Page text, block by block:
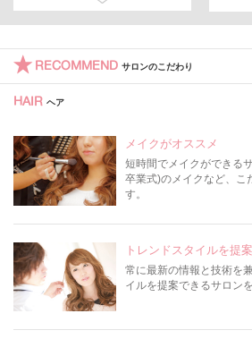
RECOMMEND サロンのこだわり
HAIR ヘア
メイクがオススメ
短時間でメイクができる
卒業式)のメイクなど、こ
す。
トレンドスタイルを提案
常に最新の情報と技術を
イルを提案できるサロン